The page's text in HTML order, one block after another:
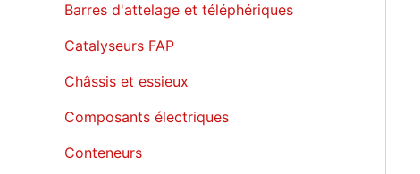
Barres d'attelage et téléphériques
Catalyseurs FAP
Châssis et essieux
Composants électriques
Conteneurs